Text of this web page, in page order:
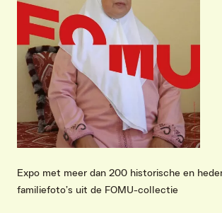
Expo met meer dan 200 historische en
familiefoto’s uit de FOMU-collectie